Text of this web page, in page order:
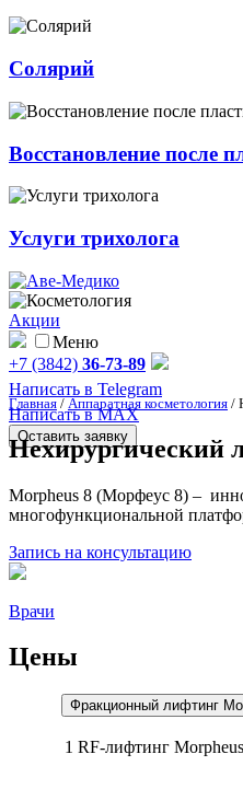
Солярий
Восстановление после
Услуги трихолога
Акции
Меню
+7 (3842) 36-73-89
Написать в Telegram
Написать в MAX
Оставить заявку
Главная / Аппаратная косметология /
Нехирургический
Morpheus 8 (Морфеус 8) –
многофункциональной
Запись на консультацию
Врачи
Цены
Фракционный лифтинг
1 RF-лифтинг